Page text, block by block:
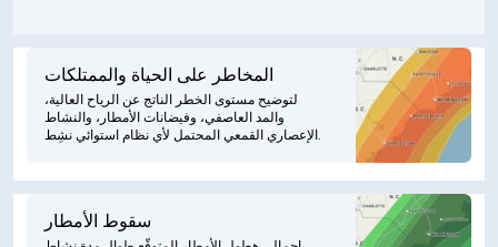
المخاطر على الحياة والممتلكات
لتوضيح مستوى الخطر الناتج عن الرياح العالية،
والمد العاصفي، وفيضانات الأمطار، والنشاط
الإعصاري القمعي المحتمل لأي نظام استوائي نشِط.
سقوط الأمطار